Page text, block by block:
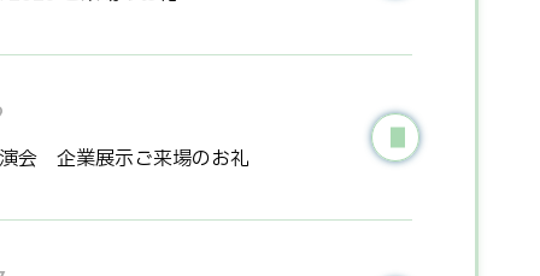
会 企業展示ご来場のお礼